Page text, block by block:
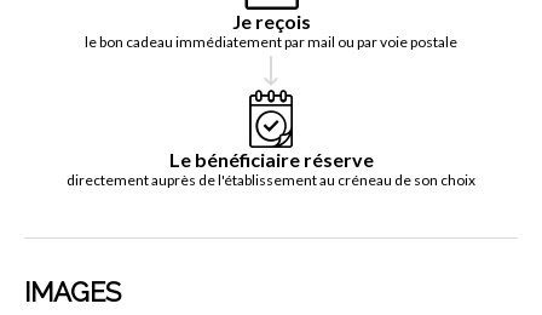
Je reçois
le bon cadeau immédiatement par mail ou par voie postale
Le bénéficiaire réserve
directement auprès de l'établissement au créneau de son choix
IMAGES